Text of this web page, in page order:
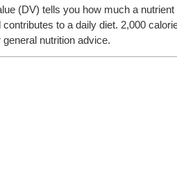
(DV) tells you how much a nutrient
to a daily diet. 2,000
nutrition advice.